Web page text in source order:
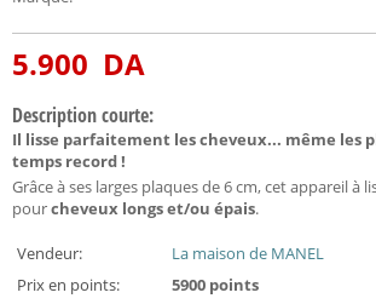
5.900 DA
Description courte:
Il lisse parfaitement les cheveux... même les
temps record !
Grâce à ses larges plaques de 6 cm, cet appareil à
pourcheveux longs et/ou épais.
Vendeur:
La maison de MANEL
Prix en points:
5900 points